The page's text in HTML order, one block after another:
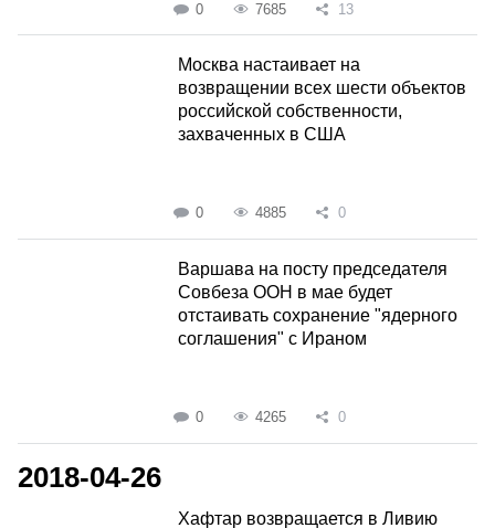
0 7685 13
Москва настаивает на
возвращении всех шести объектов
российской собственности,
захваченных в США
0 4885 0
Варшава на посту председателя
Совбеза ООН в мае будет
отстаивать сохранение "ядерного
соглашения" с Ираном
0 4265 0
2018-04-26
Хафтар возвращается в Ливию